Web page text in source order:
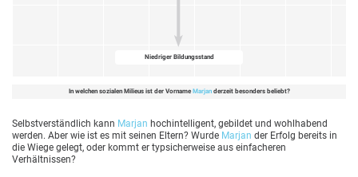
Niedriger Bildungsstand
In welchen sozialen Milieus ist der Vorname Marjanderzeit besonders beliebt?
Selbstverständlich kann Marjan hochintelligent, gebildet und wohlhabend
werden. Aber wie ist es mit seinen Eltern? Wurde Marjan der Erfolg bereits in
die Wiege gelegt, oder kommt er typsicherweise aus einfacheren
Verhältnissen?